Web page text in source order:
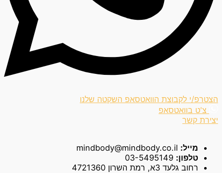
הצטרפ/י לקבוצת הוואטסאפ השקטה שלנו
צ'ט בוואטסאפ
יצירת קשר
מייל:
טלפון:
רחוב גלעד 3א, רמת השרון 4721360